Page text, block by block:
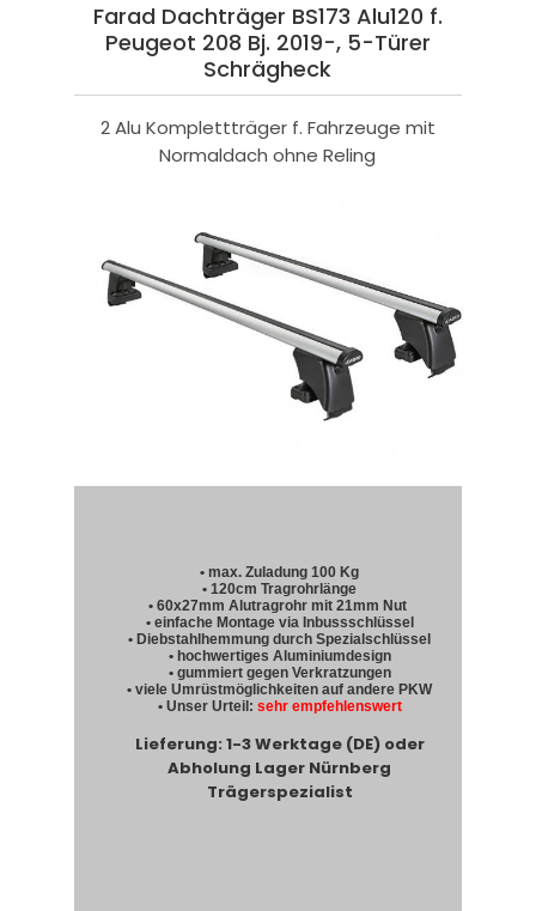
Farad Dachträger BS173 Alu120 f.
Peugeot 208 Bj. 2019-, 5-Türer
Schrägheck
2 Alu Komplettträger f. Fahrzeuge mit
Normaldach ohne Reling
• max. Zuladung 100 Kg
• 120cm Tragrohrlänge
• 60x27mm Alutragrohr mit 21mm Nut
• einfache Montage via Inbussschlüssel
• Diebstahlhemmung durch Spezialschlüssel
• hochwertiges Aluminiumdesign
• gummiert gegen Verkratzungen
• viele Umrüstmöglichkeiten auf andere PKW
• Unser Urteil: sehr empfehlenswert
Lieferung: 1-3 Werktage (DE) oder
Abholung Lager Nürnberg
Trägerspezialist